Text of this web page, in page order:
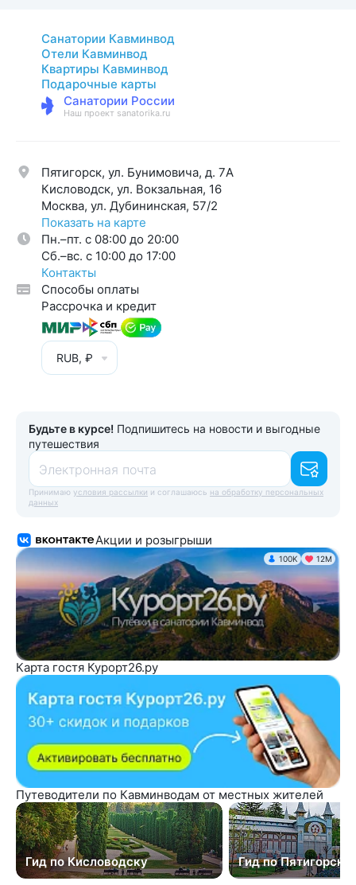
Санатории Кавминвод
Отели Кавминвод
Квартиры Кавминвод
Подарочные карты
Санатории России
Наш проект sanatorika.ru
Пятигорск, ул. Бунимовича, д. 7A
Кисловодск, ул. Вокзальная, 16
Москва, ул. Дубининская, 57/2
Показать на карте
Пн.–пт. с 08:00 до 20:00
Cб.–вс. с 10:00 до 17:00
Контакты
Способы оплаты
Рассрочка и кредит
RUB, ₽
Будьте в курсе! Подпишитесь на новости и выгодные
путешествия
Электронная почта
Принимаю условия рассылки и соглашаюсь на обработку персональных
данных
Акции и розыгрыши
100K 12М
Карта гостя Курорт26.ру
Путеводители по Кавминводам от местных жителей
Гид по Кисловодску Гид по Пятигорску